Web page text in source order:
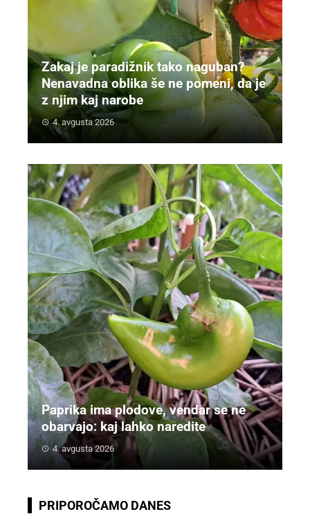
Zakaj je paradižnik tako naguban?
Nenavadna oblika še ne pomeni, da je
z njim kaj narobe
4. avgusta 2026
Paprika ima plodove, vendar se ne
obarvajo: kaj lahko naredite
4. avgusta 2026
PRIPOROČAMO DANES